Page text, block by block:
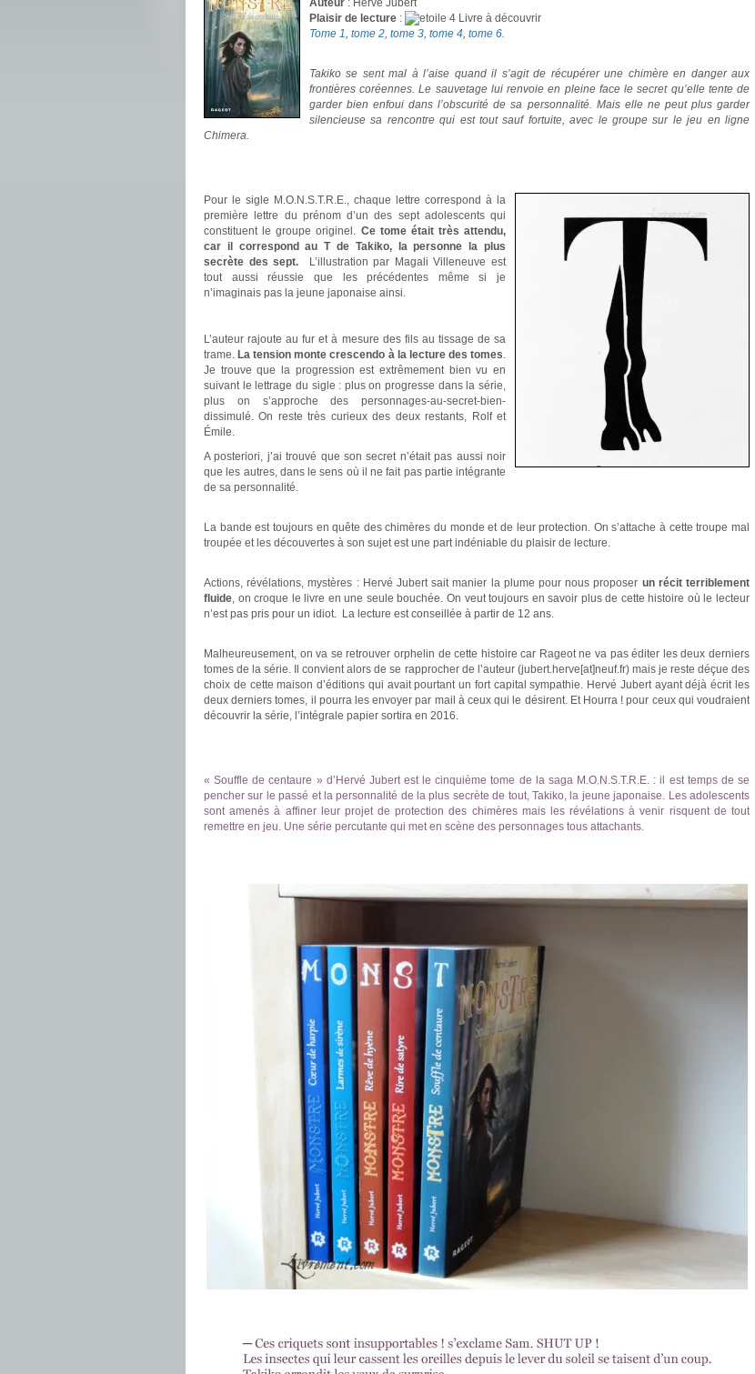
Auteur : Hervé Jubert
Plaisir de lecture :
Livre à découvrir
Tome 1, tome 2, tome 3, tome 4, tome 6.
Takiko se sent mal à l’aise quand il s’agit de récupérer une chimère en danger aux
frontières coréennes. Le sauvetage lui renvoie en pleine face le secret qu’elle tente de
garder bien enfoui dans l’obscurité de sa personnalité. Mais elle ne peut plus garder
silencieuse sa rencontre qui est tout sauf fortuite, avec le groupe sur le jeu en ligne
Chimera.
Pour le sigle M.O.N.S.T.R.E., chaque lettre correspond à la
première lettre du prénom d’un des sept adolescents qui
constituent le groupe originel. Ce tome était très attendu,
car il correspond au T de Takiko, la personne la plus
secrète des sept. L’illustration par Magali Villeneuve est
tout aussi réussie que les précédentes même si je
n’imaginais pas la jeune japonaise ainsi.
L’auteur rajoute au fur et à mesure des fils au tissage de sa
trame. La tension monte crescendo à la lecture des tomes.
Je trouve que la progression est extrêmement bien vu en
suivant le lettrage du sigle : plus on progresse dans la série,
plus on s’approche des personnages-au-secret-bien-
dissimulé. On reste très curieux des deux restants, Rolf et
Émile.
A posteriori, j’ai trouvé que son secret n’était pas aussi noir
que les autres, dans le sens où il ne fait pas partie intégrante
de sa personnalité.
La bande est toujours en quête des chimères du monde et de leur protection. On s’attache à cette troupe mal
troupée et les découvertes à son sujet est une part indéniable du plaisir de lecture.
Actions, révélations, mystères : Hervé Jubert sait manier la plume pour nous proposer un récit terriblement
fluide, on croque le livre en une seule bouchée. On veut toujours en savoir plus de cette histoire où le lecteur
n’est pas pris pour un idiot. La lecture est conseillée à partir de 12 ans.
Malheureusement, on va se retrouver orphelin de cette histoire car Rageot ne va pas éditer les deux derniers
tomes de la série. Il convient alors de se rapprocher de l’auteur (jubert.herve[at]neuf.fr) mais je reste déçue des
choix de cette maison d’éditions qui avait pourtant un fort capital sympathie. Hervé Jubert ayant déjà écrit les
deux derniers tomes, il pourra les envoyer par mail à ceux qui le désirent. Et Hourra ! pour ceux qui voudraient
découvrir la série, l’intégrale papier sortira en 2016.
« Souffle de centaure » d’Hervé Jubert est le cinquième tome de la saga M.O.N.S.T.R.E. : il est temps de se
pencher sur le passé et la personnalité de la plus secrète de tout, Takiko, la jeune japonaise. Les adolescents
sont amenés à affiner leur projet de protection des chimères mais les révélations à venir risquent de tout
remettre en jeu. Une série percutante qui met en scène des personnages tous attachants.